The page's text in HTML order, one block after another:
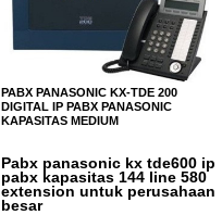
PABX PANASONIC KX-TDE 200
DIGITAL IP PABX PANASONIC
KAPASITAS MEDIUM
Pabx panasonic kx tde600 ip
pabx kapasitas 144 line 580
extension untuk perusahaan
besar